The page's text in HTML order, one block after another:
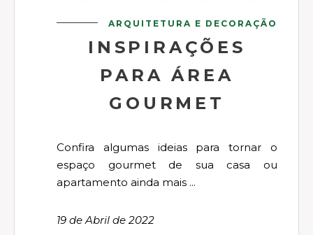
ARQUITETURA E DECORAÇÃO
INSPIRAÇÕES
PARA ÁREA
GOURMET
Confira algumas ideias para tornar o
espaço gourmet de sua casa ou
apartamento ainda mais ...
19 de Abril de 2022